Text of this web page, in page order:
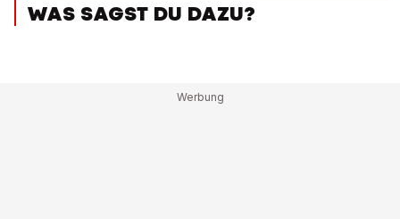
WAS SAGST DU DAZU?